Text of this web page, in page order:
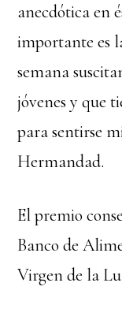
anecdótica en
importante es
semana
jóvenes y que
para sentirse
Hermandad.
El premio
Banco de
Virgen de la